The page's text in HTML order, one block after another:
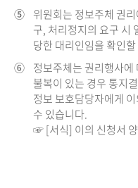
⑤ 위원회는 정보주체 권
구, 처리정지의 요구 시
당한 대리인임을 확인
⑥ 정보주체는 권리행사에
불복이 있는 경우 통지
정보 보호담당자에게
수 있습니다.
☞ [서식] 이의 신청서